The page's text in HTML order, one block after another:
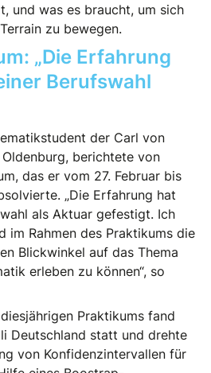
und was es braucht, um sich
zu bewegen.
„Die Erfahrung
Berufswahl
der Carl von
berichtete von
das er vom 27. Februar bis
„Die Erfahrung hat
als Aktuar gefestigt. Ich
im Rahmen des Praktikums die
Blickwinkel auf das Thema
erleben zu können“, so
Praktikums fand
Deutschland statt und drehte
von Konfidenzintervallen für